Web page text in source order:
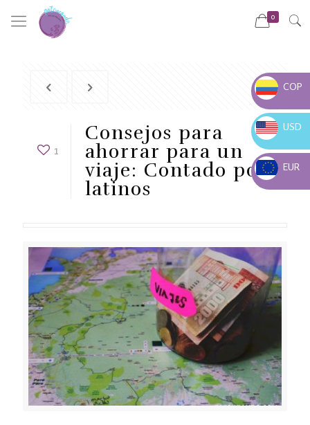
0
1
Consejos para
ahorrar para un
viaje: Contado por
latinos
COP $
COP
USD $
USD
EUR €
EUR